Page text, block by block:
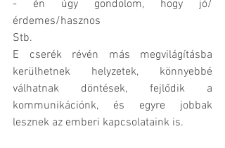
- én úgy gondolom, hogy jó/
érdemes/hasznos
Stb.
E cserék révén más megvilágításba
kerülhetnek helyzetek, könnyebbé
válhatnak döntések, fejlődik a
kommunikációnk, és egyre jobbak
lesznek az emberi kapcsolataink is.